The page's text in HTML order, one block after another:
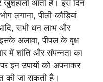
खुशहाली आती है। इस दिन
लगाना, पीली कौड़ियां
सभी धन लाभ और
अलावा, पीपल के वृक्ष
में शांति और संपन्नता का
पर इन उपायों को अपनाकर
की जा सकती है।